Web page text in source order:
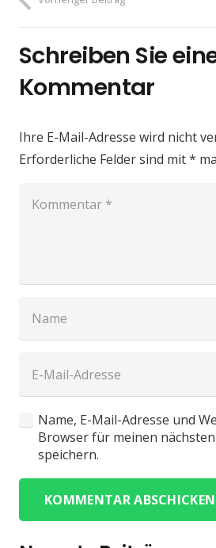
Schreiben Sie
Kommentar
Ihre E-Mail-Adresse wird nicht
Erforderliche Felder sind mit*
Name, E-Mail-Adresse und
Browser für meinen
speichern.
KOMMENTAR ABSCHICKEN